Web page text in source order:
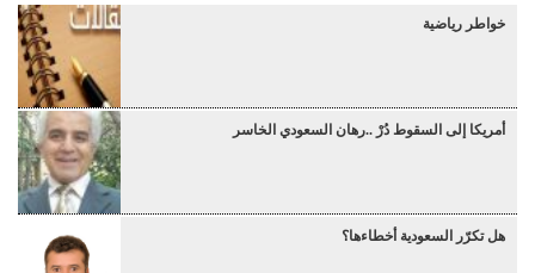
خواطر رياضية
أمريكا إلى السقوط دُرْ ..رهان السعودي الخاسر
هل تكرّر السعودية أخطاءها؟